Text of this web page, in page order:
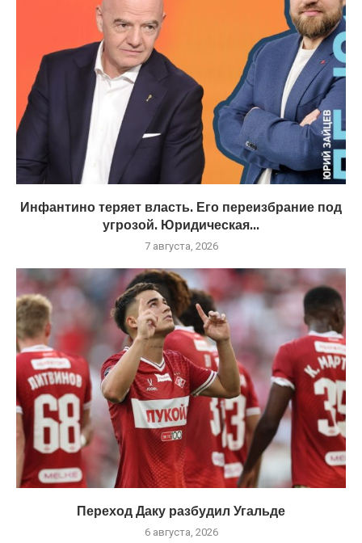
Инфантино теряет власть. Его переизбрание под
угрозой. Юридическая...
7 августа, 2026
Переход Даку разбудил Угальде
6 августа, 2026